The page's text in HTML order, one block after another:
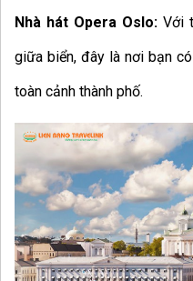
Nhà hát Opera Oslo: Với
giữa biển, đây là nơi bạn
toàn cảnh thành phố.